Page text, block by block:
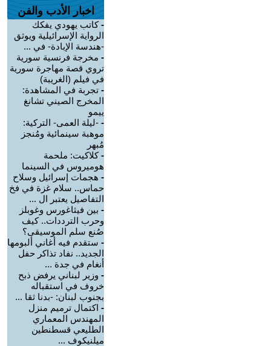
اخبار الأدب والفن
-كاتب يهودي يفكك
الرواية الإسرائيلية ويوثق
-هندسة الإبادة- في ...
- مخرجة فرنسية سورية
تروي قصة مهاجرة سورية
في فيلم (الغريبة)
- تجربة في المشاهدة:
المخرج الصيني تشانغ
ييمو
- -ليلة العمى- التركية:
موهبة سينمائية ومُنجز
مُبهر
-كلاكيت: ملحمة
هوميروس في السينما
- هجمات إسرائيل وسلاح
حماس.. سلام غزة في فخ
التفاصيل يعتبر ال ...
- بين فيثاغورس وغوبلز
وحرب الترددات.. كيف
صُنع سلم الموسيقى؟
- ستقدم فيه أغاني ألبومها
الجديد.. نفاد تذاكر حفل
أنغام في جدة ...
- وزير لبناني يرفض ذبح
خروف في استقباله
بجنوب لبنان: -بدنا ثقا ...
- اكتمال ترميم منزل
المهندس المعماري
الطليعي قسطنطين
ميلنيكوف ...